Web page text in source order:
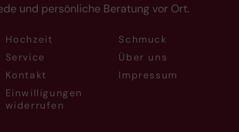
und persönliche Beratung vor Ort.
Hochzeit
Schmuck
Service
Über uns
Kontakt
Impressum
Einwilligungen
widerrufen